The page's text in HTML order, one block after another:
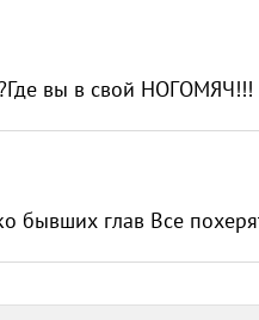
вы в свой
бывших глав Все